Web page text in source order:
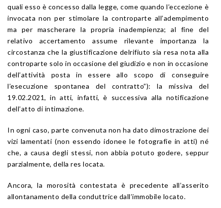
quali esso è concesso dalla legge, come quando l’eccezione è
invocata non per stimolare la controparte all’adempimento
ma per mascherare la propria inadempienza; al fine del
relativo accertamento assume rilevante importanza la
circostanza che la giustificazione delrifiuto sia resa nota alla
controparte solo in occasione del giudizio e non in occasione
dell’attività posta in essere allo scopo di conseguire
l’esecuzione spontanea del contratto”): la missiva del
19.02.2021, in atti, infatti, è successiva alla notificazione
dell’atto di intimazione.
In ogni caso, parte convenuta non ha dato dimostrazione dei
vizi lamentati (non essendo idonee le fotografie in atti) né
che, a causa degli stessi, non abbia potuto godere, seppur
parzialmente, della res locata.
Ancora, la morosità contestata è precedente all’asserito
allontanamento della conduttrice dall’immobile locato.